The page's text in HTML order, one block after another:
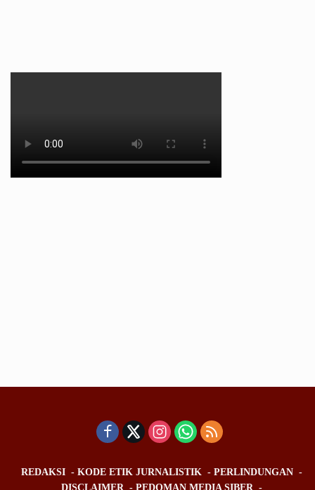
REDAKSI KODE ETIK JURNALISTIK
PERLINDUNGAN
DISCLAIMER
PEDOMAN MEDIA SIBER